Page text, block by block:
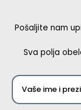
Pošaljite nam
Sva polja
Vaše
ime
*